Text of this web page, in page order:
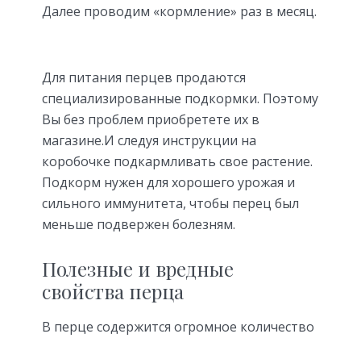
Далее проводим «кормление» раз в месяц.
Для питания перцев продаются
специализированные подкормки. Поэтому
Вы без проблем приобретете их в
магазине.И следуя инструкции на
коробочке подкармливать свое растение.
Подкорм нужен для хорошего урожая и
сильного иммунитета, чтобы перец был
меньше подвержен болезням.
Полезные и вредные
свойства перца
В перце содержится огромное количество